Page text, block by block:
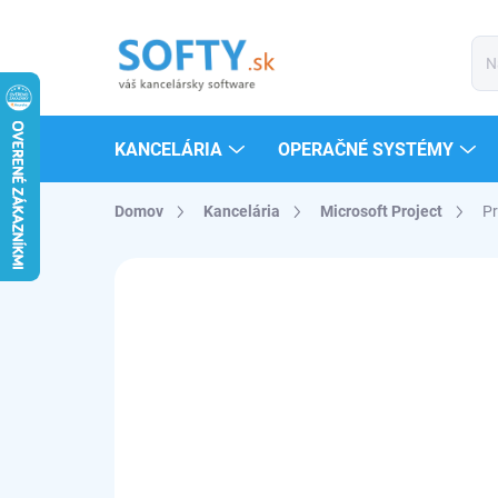
KANCELÁRIA OPERAČNÉ SYSTÉMY
Domov Kancelária Microsoft Project